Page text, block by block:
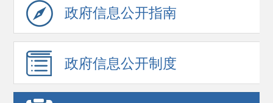
政府信息公开指南
政府信息公开制度